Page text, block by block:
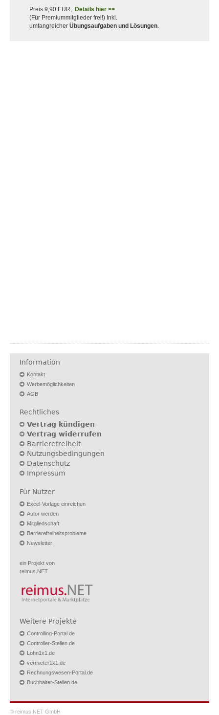
Preis 9,90 EUR, Details hier >>
(Für Premiummitglieder frei!) Inkl.
umfangreicher Übungsaufgaben und Lösungen.
Information
Kontakt
Werbemöglichkeiten
AGB
Rechtliches
Vertrag kündigen
Vertrag widerrufen
Barrierefreiheit
Nutzungsbedingungen
Datenschutz
Impressum
Für Nutzer
Excel-Vorlage einreichen
Autor werden
Mitgliedschaft
Barrierefreiheitsprobleme
Newsletter
ein Projekt von
reimus.NET
Weitere Projekte
Controlling-Portal.de
Controller-Stellen.de
Lohn1x1.de
vermieter1x1.de
Rechnungswesen-Portal.de
Buchhalter-Stellen.de
© reimus.NET GmbH